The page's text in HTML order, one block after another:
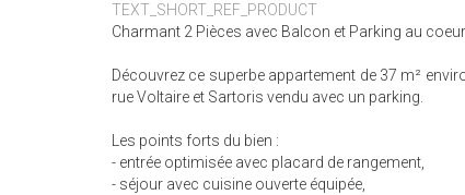
TEXT_SHORT_REF_PRODUCT
Charmant 2 Pièces avec Balcon et Parking au
Découvrez ce superbe appartement de 37 m²
rue Voltaire et Sartoris vendu avec un parking.
Les points forts du bien :
- entrée optimisée avec placard de rangement,
- séjour avec cuisine ouverte équipée,